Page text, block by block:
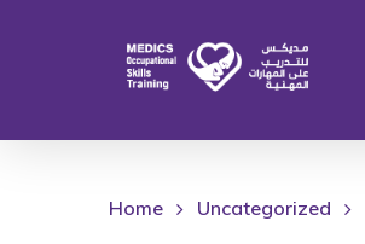
content
Home Uncategorized